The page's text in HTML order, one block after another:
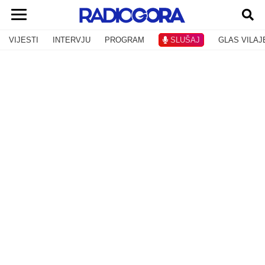
VIJESTI INTERVJU PROGRAM SLUŠAJ GLAS